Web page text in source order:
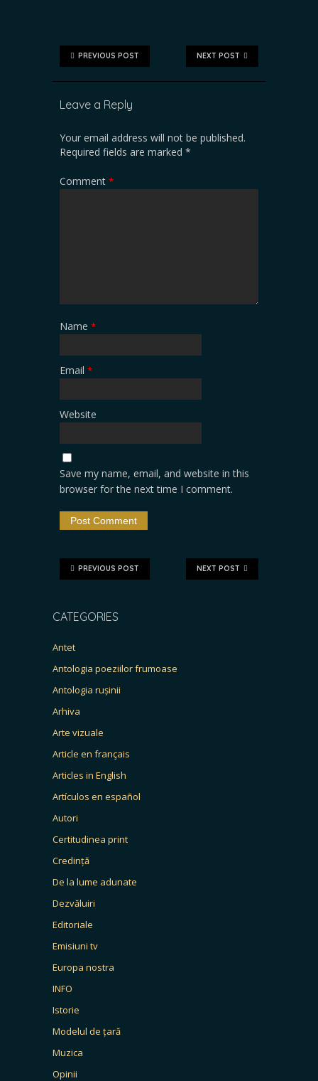
NEXT POST
PREVIOUS POST
Leave a Reply
Your email address will not be published.
Required fields are marked *
Comment *
Name *
Email *
Website
Save my name, email, and website in this
browser for the next time I comment.
NEXT POST
PREVIOUS POST
CATEGORIES
Antet
Antologia poeziilor frumoase
Antologia rușinii
Arhiva
Arte vizuale
Article en français
Articles in English
Artículos en español
Autori
Certitudinea print
Credință
De la lume adunate
Dezvăluiri
Editoriale
Emisiuni tv
Europa nostra
INFO
Istorie
Modelul de țară
Muzica
Opinii